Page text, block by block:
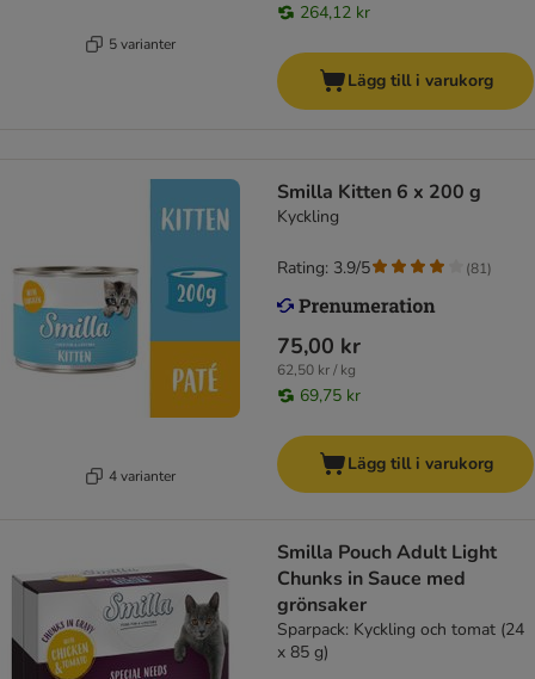
5 varianter
264,12 kr
Lägg till i varukorg
4 varianter
Smilla Kitten 6 x 200 g
Kyckling
75,00 kr
62,50 kr / kg
69,75 kr
Rating: 3.9/5 (81)
Lägg till i varukorg
Smilla Pouch Adult Light
Chunks in Sauce med
grönsaker
Sparpack: Kyckling och tomat (24
x 85 g)